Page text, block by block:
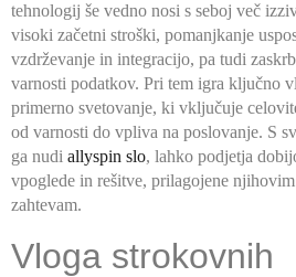
tehnologij še vedno nosi s seboj več
visoki začetni stroški, pomanjkanje
vzdrževanje in integracijo, pa tudi
varnosti podatkov. Pri tem igra ključno
primerno svetovanje, ki vključuje
od varnosti do vpliva na poslovanje. S
ga nudi allyspin slo, lahko podjetja
vpoglede in rešitve, prilagojene
zahtevam.
Vloga strokovnih